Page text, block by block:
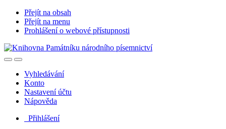
Přejít na obsah
Přejít na menu
Prohlášení o webové přístupnosti
Vyhledávání
Konto
Nastavení účtu
Nápověda
Přihlášení